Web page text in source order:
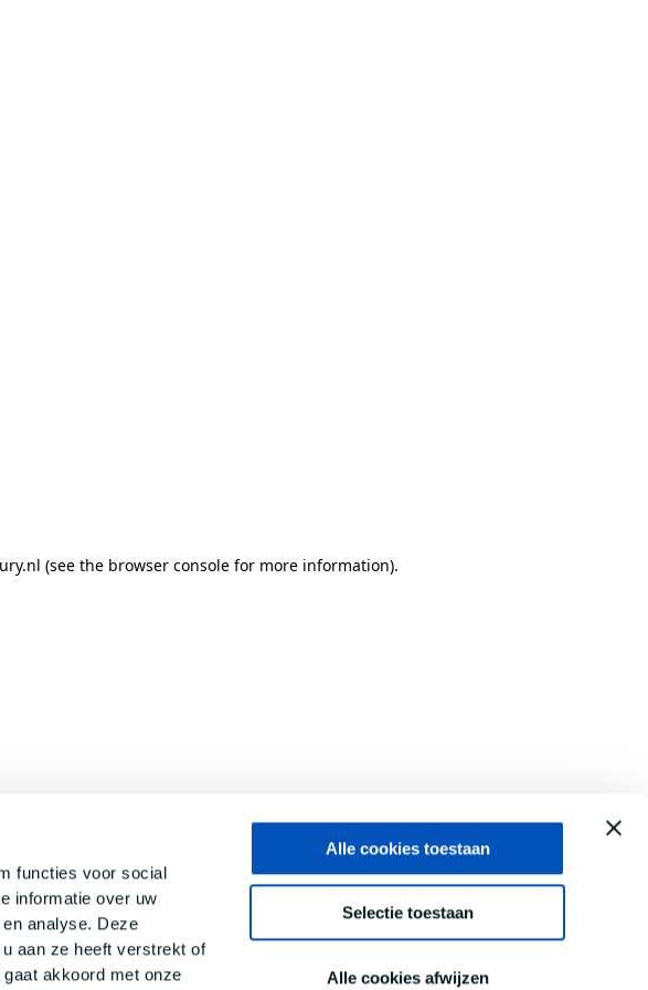
functies voor social
informatie over uw
analyse. Deze
aan ze heeft verstrekt of
akkoord met onze
Alle cookies toestaan
Selectie toestaan
Alle cookies afwijzen
(see the browser consolefor more information).